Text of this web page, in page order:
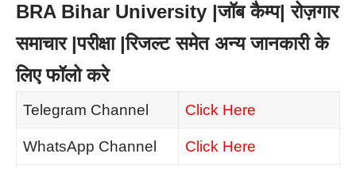
BRA Bihar University |जॉब कैम्प| रोज़गार
समाचार |परीक्षा |रिजल्ट समेत अन्य जानकारी के
लिए फॉलो करे
Telegram Channel Click Here
WhatsApp Channel Click Here